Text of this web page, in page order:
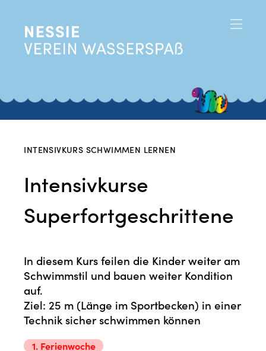
INTENSIVKURS SCHWIMMEN LERNEN
Intensivkurse
Superfortgeschrittene
In diesem Kurs feilen die Kinder weiter am
Schwimmstil und bauen weiter Kondition
auf.
Ziel: 25 m (Länge im Sportbecken) in einer
Technik sicher schwimmen können
1. Ferienwoche